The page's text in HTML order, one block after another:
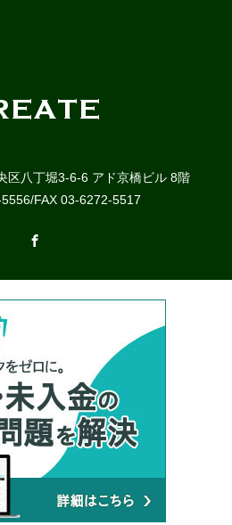
区八丁堀3-6-6 アド京橋ビル 8階
FAX 03-6272-5517